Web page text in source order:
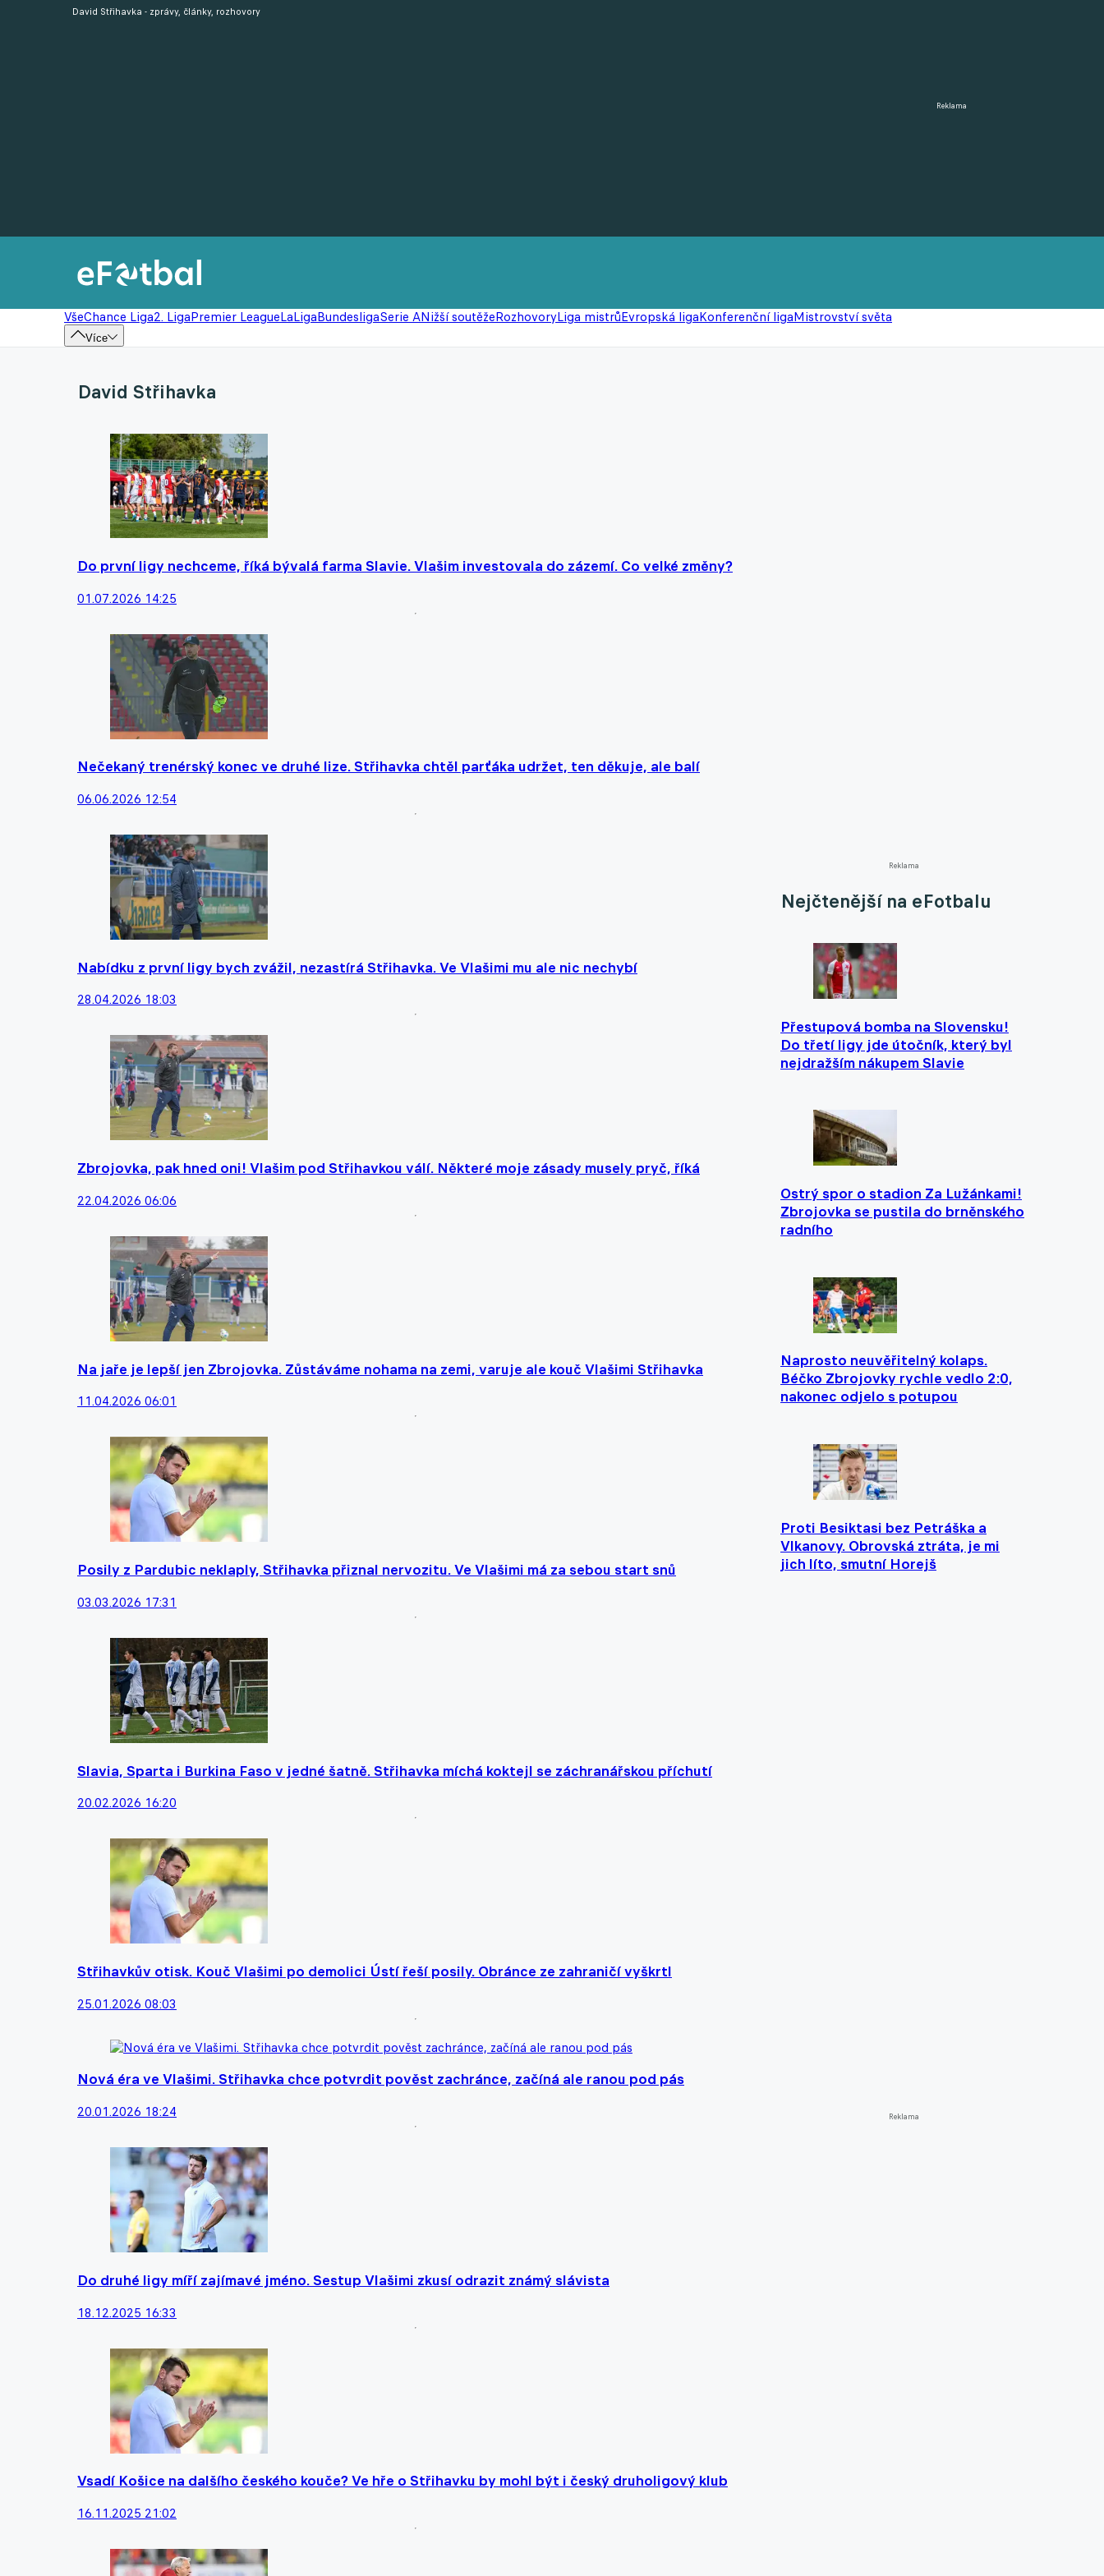
Reklama
VšeChance Liga2. LigaPremier LeagueLaLigaBundesligaSerie ANižší soutěžeRozhovoryLiga mistrůEvropská ligaKonferenční ligaMistrovství světa
Více
David Střihavka - zprávy, články, rozhovory
David Střihavka
Do první ligy nechceme, říká bývalá farma Slavie. Vlašim investovala do zázemí. Co velké změny?
01.07.2026 14:25
Nečekaný trenérský konec ve druhé lize. Střihavka chtěl parťáka udržet, ten děkuje, ale balí
06.06.2026 12:54
Nabídku z první ligy bych zvážil, nezastírá Střihavka. Ve Vlašimi mu ale nic nechybí
28.04.2026 18:03
Zbrojovka, pak hned oni! Vlašim pod Střihavkou válí. Některé moje zásady musely pryč, říká
22.04.2026 06:06
Na jaře je lepší jen Zbrojovka. Zůstáváme nohama na zemi, varuje ale kouč Vlašimi Střihavka
11.04.2026 06:01
Posily z Pardubic neklaply, Střihavka přiznal nervozitu. Ve Vlašimi má za sebou start snů
03.03.2026 17:31
Slavia, Sparta i Burkina Faso v jedné šatně. Střihavka míchá koktejl se záchranářskou příchutí
20.02.2026 16:20
Střihavkův otisk. Kouč Vlašimi po demolici Ústí řeší posily. Obránce ze zahraničí vyškrtl
25.01.2026 08:03
Nová éra ve Vlašimi. Střihavka chce potvrdit pověst zachránce, začíná ale ranou pod pás
20.01.2026 18:24
Do druhé ligy míří zajímavé jméno. Sestup Vlašimi zkusí odrazit známý slávista
18.12.2025 16:33
Vsadí Košice na dalšího českého kouče? Ve hře o Střihavku by mohl být i český druholigový klub
16.11.2025 21:02
Reklama
Nejčtenější na eFotbalu
Přestupová bomba na Slovensku!
Do třetí ligy jde útočník, který byl
nejdražším nákupem Slavie
Ostrý spor o stadion Za Lužánkami!
Zbrojovka se pustila do brněnského
radního
Naprosto neuvěřitelný kolaps.
Béčko Zbrojovky rychle vedlo 2:0,
nakonec odjelo s potupou
Proti Besiktasi bez Petráška a
Vlkanovy. Obrovská ztráta, je mi
jich líto, smutní Horejš
Reklama